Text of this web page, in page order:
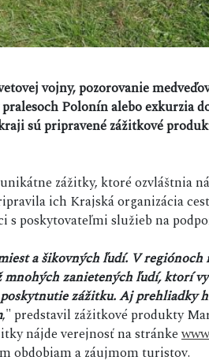
vojny, pozorovanie
Polonín alebo exkurzia
sú pripravené zážitkové
zážitky, ktoré ozvláštnia
ich Krajská organizácia
s poskytovateľmi služieb na
a šikovných ľudí. V regiónoch
mnohých zanietených ľudí, ktorí
zážitku. Aj prehliadky
," predstavil zážitkové produkty
nájde verejnosť na stránke
obdobiam a záujmom turistov.